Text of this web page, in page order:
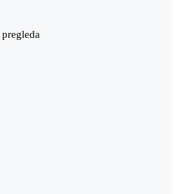
pregleda